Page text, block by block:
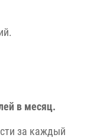
в месяц.
за каждый